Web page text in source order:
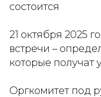
состоится
21 октября 2025
встречи –
которые получат
Оргкомитет под